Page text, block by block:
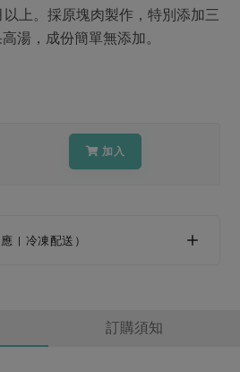
上。採原塊肉製作，特別添加三
湯，成份簡單無添加。
加入
應 | 冷凍配送）
訂購須知